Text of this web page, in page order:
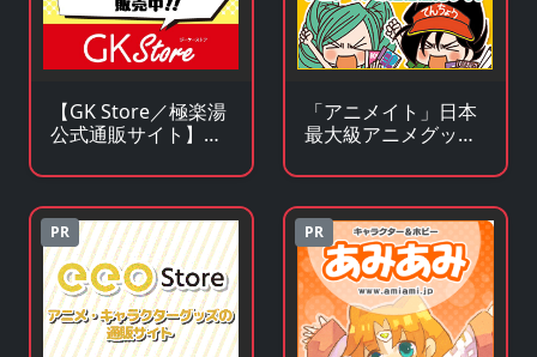
【GK Store／極楽湯
公式通販サイト】ア
コラボグッズ通販
「アニメイト」日本
最大級アニメグッズ
PR PR